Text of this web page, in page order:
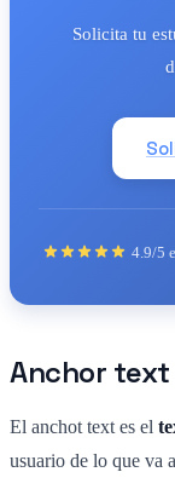
Solicita tu
4.9/5
Anchor
El anchot text es el
usuario de lo que va